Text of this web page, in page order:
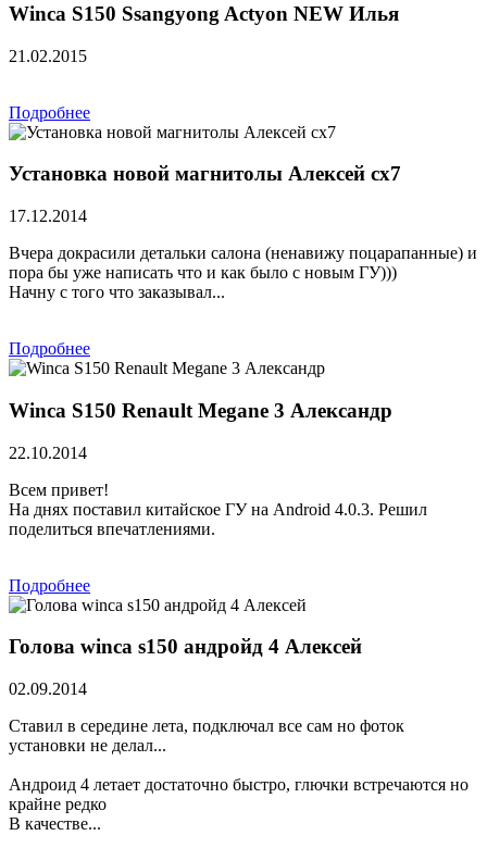
Winca S150 Ssangyong Actyon NEW Илья
21.02.2015
Подробнее
Установка новой магнитолы Алексей сх7
17.12.2014
Вчера докрасили детальки салона (ненавижу поцарапанные) и
пора бы уже написать что и как было с новым ГУ)))
Начну с того что заказывал...
Подробнее
Winca S150 Renault Megane 3 Александр
22.10.2014
Всем привет!
На днях поставил китайское ГУ на Android 4.0.3. Решил
поделиться впечатлениями.
Подробнее
Голова winca s150 андройд 4 Алексей
02.09.2014
Ставил в середине лета, подключал все сам но фоток
установки не делал...
Андроид 4 летает достаточно быстро, глючки встречаются но
крайне редко
В качестве...